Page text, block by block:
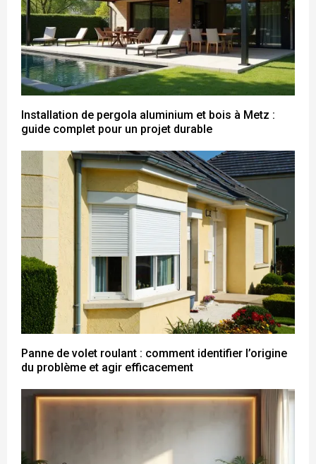
Installation de pergola aluminium et bois à Metz :
guide complet pour un projet durable
Panne de volet roulant : comment identifier l’origine
du problème et agir efficacement